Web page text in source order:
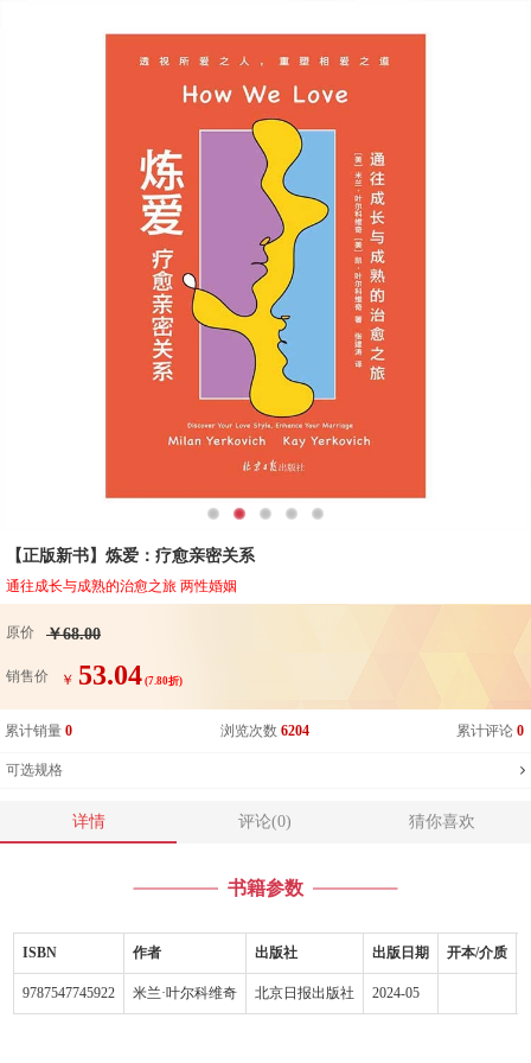
【正版新书】炼爱：疗愈亲密关系
通往成长与成熟的治愈之旅 两性婚姻
原价 ￥68.00
销售价 ￥ 53.04 (7.80折)
累计销量 0 浏览次数 6204 累计评论 0
可选规格
详情 评论(0) 猜你喜欢
书籍参数
ISBN 作者 出版社 出版日期 开本/介质
9787547745922 米兰·叶尔科维奇 北京日报出版社 2024-05